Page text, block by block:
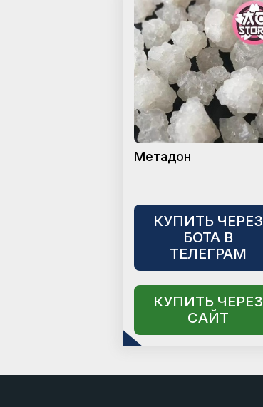
Метадон
КУПИТЬ ЧЕРЕЗ
БОТА В
ТЕЛЕГРАМ
КУПИТЬ ЧЕРЕЗ
САЙТ